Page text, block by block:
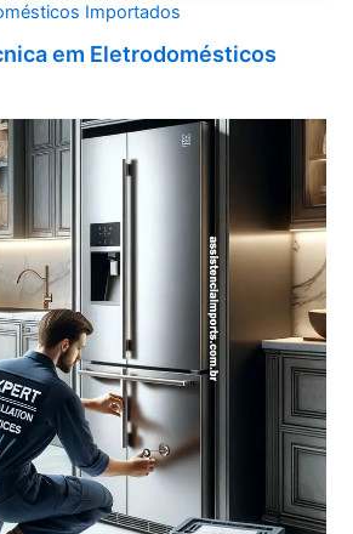
Importados
em Eletrodomésticos